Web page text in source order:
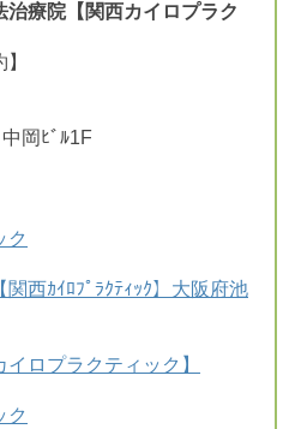
療院【関西カイロプラク
岡ﾋﾞﾙ1F
ク
西ｶｲﾛﾌﾟﾗｸﾃｨｯｸ】大阪府池
ロプラクティック】
ク